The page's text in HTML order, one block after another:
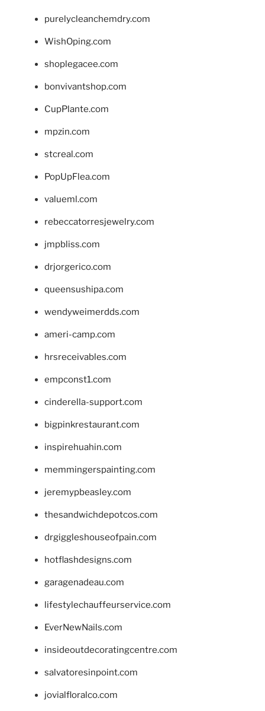
purelycleanchemdry.com
WishOping.com
shoplegacee.com
bonvivantshop.com
CupPlante.com
mpzin.com
stcreal.com
PopUpFlea.com
valueml.com
rebeccatorresjewelry.com
jmpbliss.com
drjorgerico.com
queensushipa.com
wendyweimerdds.com
ameri-camp.com
hrsreceivables.com
empconst1.com
cinderella-support.com
bigpinkrestaurant.com
inspirehuahin.com
memmingerspainting.com
jeremypbeasley.com
thesandwichdepotcos.com
drgiggleshouseofpain.com
hotflashdesigns.com
garagenadeau.com
lifestylechauffeurservice.com
EverNewNails.com
insideoutdecoratingcentre.com
salvatoresinpoint.com
jovialfloralco.com